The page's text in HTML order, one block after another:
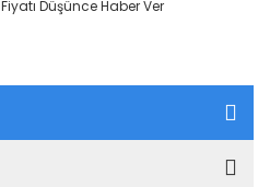
Fiyatı Düşünce Haber Ver